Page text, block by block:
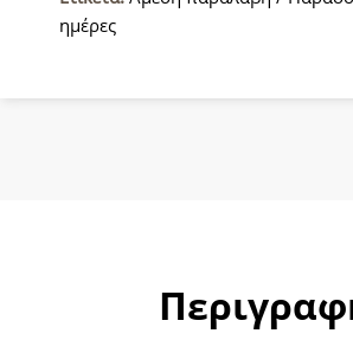
50gr
ημέρες